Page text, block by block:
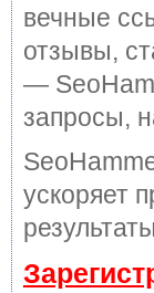
вечные
отзывы,
—
запросы,
ускоряет